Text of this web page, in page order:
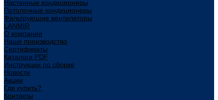
Настенные кондиционеры
Потолочные кондиционеры
Фильтрующие вентиляторы
LANMIR
О компании
Наше производство
Сертификаты
Каталоги PDF
Инструкции по сборке
Новости
Акции
Где купить?
Контакты